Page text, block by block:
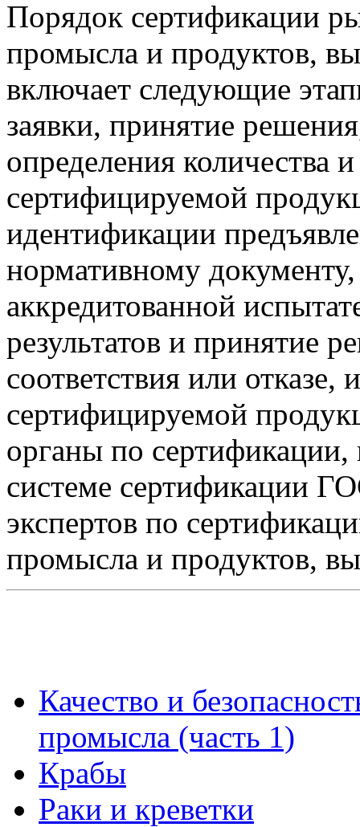
Порядок сертификации
промысла и продуктов,
включает следующие
заявки, принятие
определения количества
сертифицируемой
идентификации
нормативному
аккредитованной
результатов и принятие
соответствия или
сертифицируемой
органы по
системе сертификации
экспертов по
промысла и продуктов,
Качество и
промысла (часть 1)
Крабы
Раки и креветки